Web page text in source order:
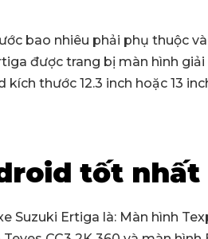
bao nhiêu phải phụ thuộc
được trang bị màn hình
thước 12.3 inch hoặc 13
tốt nhất
Suzuki Ertiga là: Màn hình